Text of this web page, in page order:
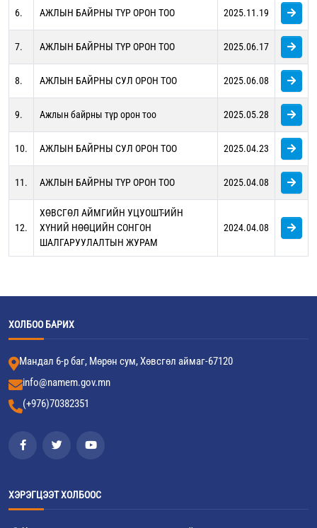
6. АЖЛЫН БАЙРНЫ ТҮР ОРОН ТОО 2025.11.19
7. АЖЛЫН БАЙРНЫ ТҮР ОРОН ТОО 2025.06.17
8. АЖЛЫН БАЙРНЫ СУЛ ОРОН ТОО 2025.06.08
9. Ажлын байрны түр орон тоо 2025.05.28
10. АЖЛЫН БАЙРНЫ СУЛ ОРОН ТОО 2025.04.23
11. АЖЛЫН БАЙРНЫ ТҮР ОРОН ТОО 2025.04.08
12.
ХӨВСГӨЛ АЙМГИЙН УЦУОШТ-ИЙН
ХҮНИЙ НӨӨЦИЙН СОНГОН
ШАЛГАРУУЛАЛТЫН ЖУРАМ
2024.04.08
ХОЛБОО БАРИХ
Мандал 6-р баг, Мөрөн сум, Хөвсгөл аймаг-67120
info@namem.gov.mn
(+976)70382351
ХЭРЭГЦЭЭТ ХОЛБООС